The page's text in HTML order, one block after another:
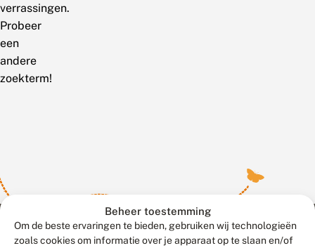
Beheer toestemming
Om de beste ervaringen te bieden, gebruiken wij technologieën
zoals cookies om informatie over je apparaat op te slaan en/of
verrassingen.
Probeer
een
andere
zoekterm!